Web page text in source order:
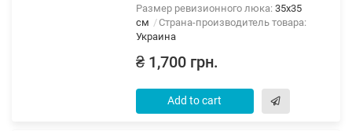
Размер ревизионного люка: 35х35
см
Страна-производитель товара:
Украина
₴ 1,700 грн.
Add to cart